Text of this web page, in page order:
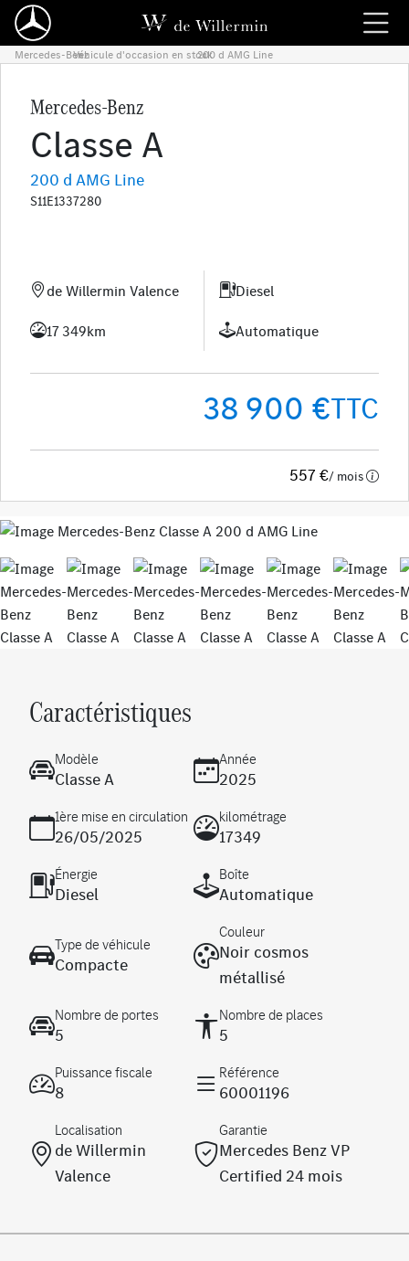
Mercedes-Benz
›
Véhicule d'occasion en stock
›
200 d AMG Line
Mercedes-Benz
Classe A
200 d AMG Line
S11E1337280
de Willermin Valence Diesel
17 349km Automatique
38 900 €TTC
557 €/ mois
Previous Next
Caractéristiques
Modèle
Classe A
Année
2025
1ère mise en circulation
26/05/2025
kilométrage
17349
Énergie
Diesel
Boîte
Automatique
Type de véhicule
Compacte
Couleur
Noir cosmos
métallisé
Nombre de portes
5
Nombre de places
5
Puissance fiscale
8
Référence
60001196
Localisation
de Willermin
Valence
Garantie
Mercedes Benz VP
Certified 24 mois